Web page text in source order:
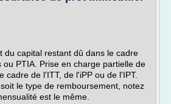
du capital restant dû dans le cadre
ou PTIA. Prise en charge partielle de
cadre de l'ITT, de l'iPP ou de l'IPT.
le type de remboursement, notez
est le même.